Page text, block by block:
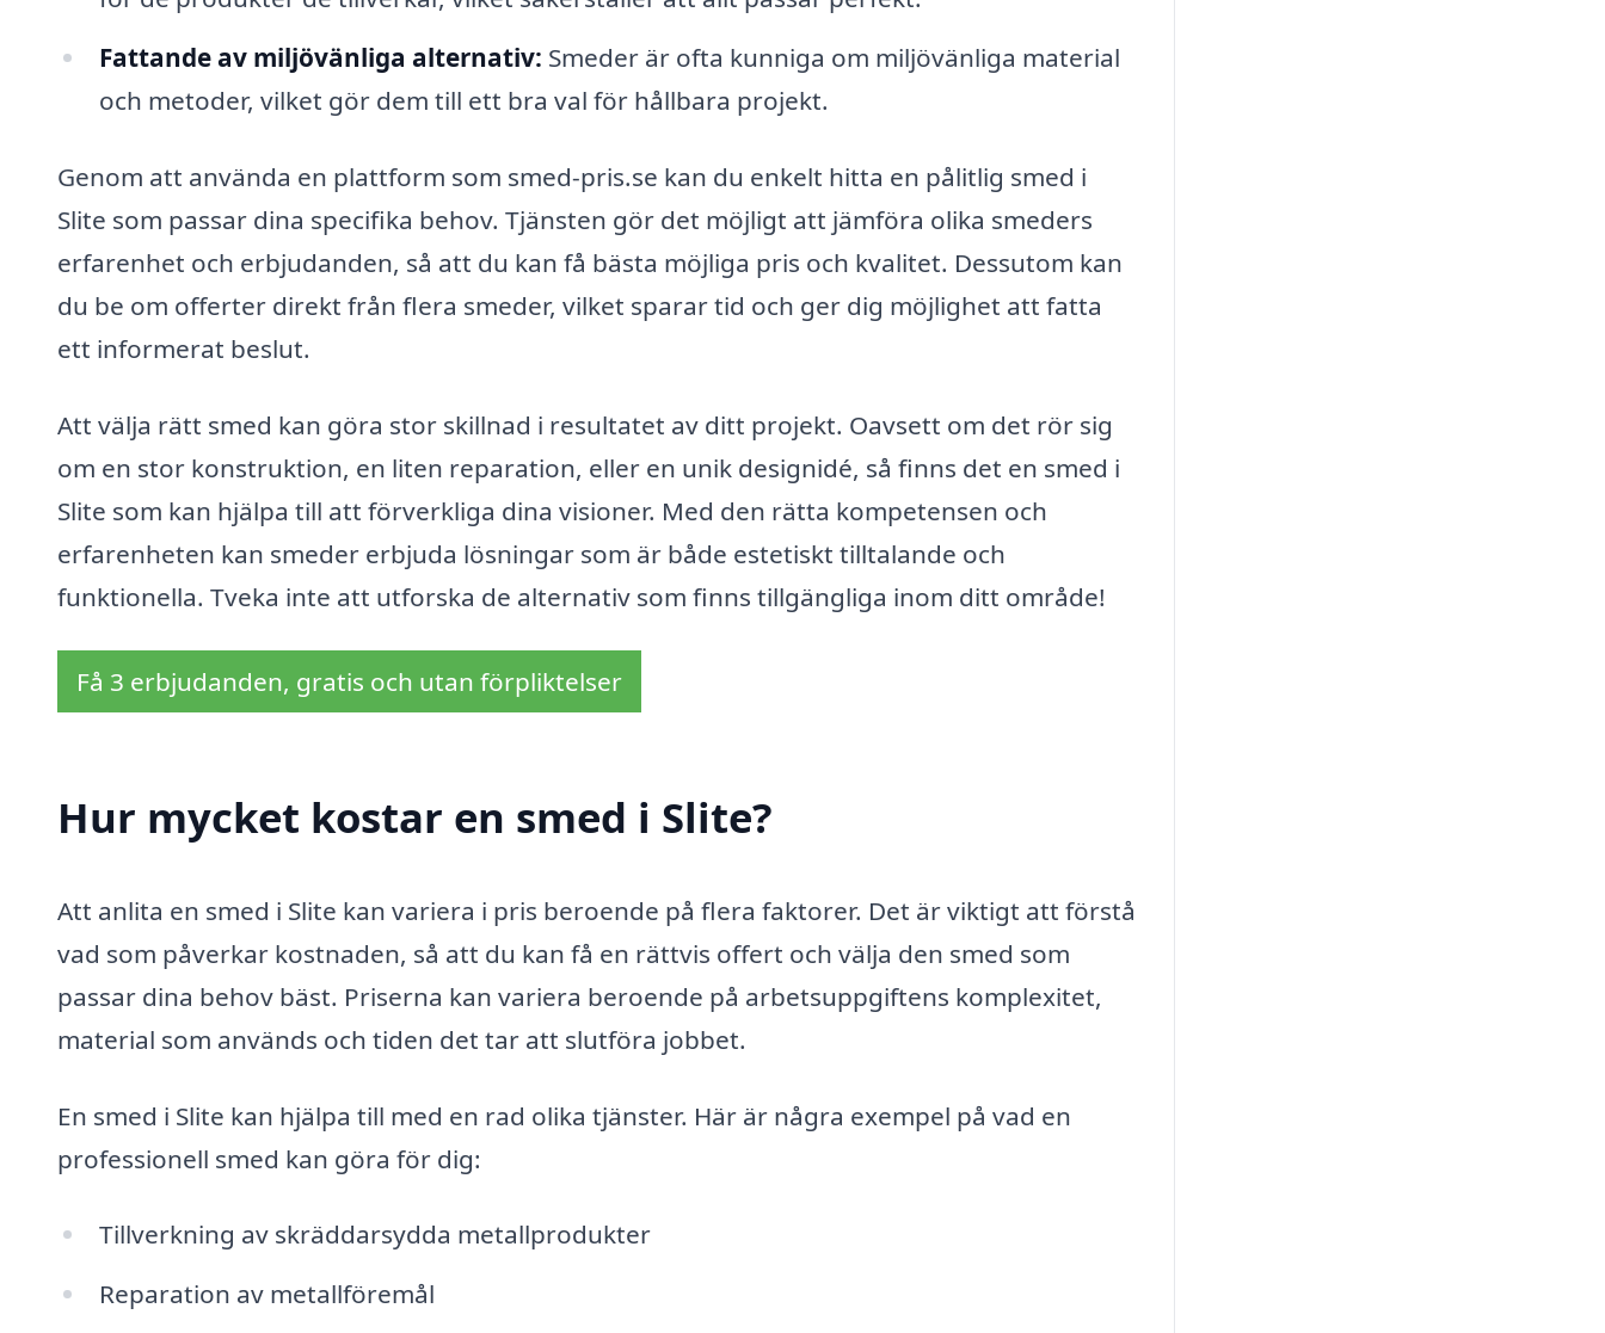
Fattande av miljövänliga alternativ: Smeder är ofta kunniga om miljövänliga material
och metoder, vilket gör dem till ett bra val för hållbara projekt.
Genom att använda en plattform som smed-pris.se kan du enkelt hitta en pålitlig smed i
Slite som passar dina specifika behov. Tjänsten gör det möjligt att jämföra olika smeders
erfarenhet och erbjudanden, så att du kan få bästa möjliga pris och kvalitet. Dessutom kan
du be om offerter direkt från flera smeder, vilket sparar tid och ger dig möjlighet att fatta
ett informerat beslut.
Att välja rätt smed kan göra stor skillnad i resultatet av ditt projekt. Oavsett om det rör sig
om en stor konstruktion, en liten reparation, eller en unik designidé, så finns det en smed i
Slite som kan hjälpa till att förverkliga dina visioner. Med den rätta kompetensen och
erfarenheten kan smeder erbjuda lösningar som är både estetiskt tilltalande och
funktionella. Tveka inte att utforska de alternativ som finns tillgängliga inom ditt område!
Få 3 erbjudanden, gratis och utan förpliktelser
Hur mycket kostar en smed i Slite?
Att anlita en smed i Slite kan variera i pris beroende på flera faktorer. Det är viktigt att förstå
vad som påverkar kostnaden, så att du kan få en rättvis offert och välja den smed som
passar dina behov bäst. Priserna kan variera beroende på arbetsuppgiftens komplexitet,
material som används och tiden det tar att slutföra jobbet.
En smed i Slite kan hjälpa till med en rad olika tjänster. Här är några exempel på vad en
professionell smed kan göra för dig:
Tillverkning av skräddarsydda metallprodukter
Reparation av metallföremål